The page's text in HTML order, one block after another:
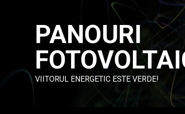
PANOURI
VIITORUL ENERGETIC ESTE VERDE!